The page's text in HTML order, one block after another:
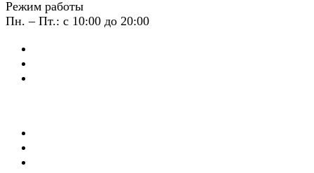
Режим работы
Пн. – Пт.: с 10:00 до 20:00